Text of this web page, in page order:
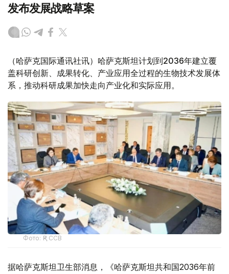
发布发展战略草案
（哈萨克国际通讯社讯）哈萨克斯坦计划到2036年建立覆
盖科研创新、成果转化、产业应用全过程的生物技术发展体
系，推动科研成果加快走向产业化和实际应用。
Фото: ҚР ССВ
据哈萨克斯坦卫生部消息，《哈萨克斯坦共和国2036年前